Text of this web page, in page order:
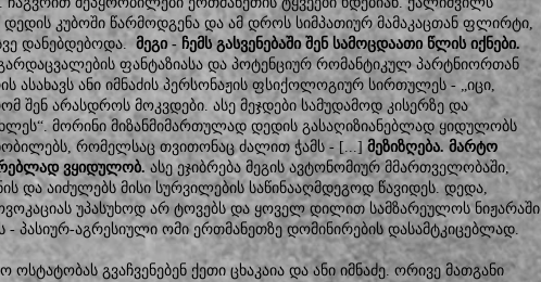
დედის კუბოში წარმოდგენა და ამ დროს სიმპათიურ მამაკაცთან ფლირტი,
დანებდებოდა. მეგი - ჩემს გასვენებაში შენ სამოცდაათი წლის იქნები.
ფანტაზიასა და პოტენციურ რომანტიკულ პარტნიორთან
ასახავს ანი იმნაძის პერსონაჟის ფსიქოლოგიურ სირთულეს - „იცი,
შენ არასდროს მოკვდები. ასე მეჯდები სამუდამოდ კისერზე და
მორინი მიზანმიმართულად დედის გასაღიზიანებლად ყიდულობს
რომელსაც თვითონაც ძალით ჭამს - [...] მეზიზღება. მარტო
ვყიდულობ. ასე ეჯიბრება მეგის ავტონომიურ მმართველობაში,
და აიძულებს მისი სურვილების საწინააღმდეგოდ წავიდეს. დედა,
უპასუხოდ არ ტოვებს და ყოველ დილით სამზარეულოს ნიჟარაში
- პასიურ-აგრესიული ომი ერთმანეთზე დომინირების დასამტკიცებლად.
გვაჩვენებენ ქეთი ცხაკაია და ანი იმნაძე. ორივე მათგანი